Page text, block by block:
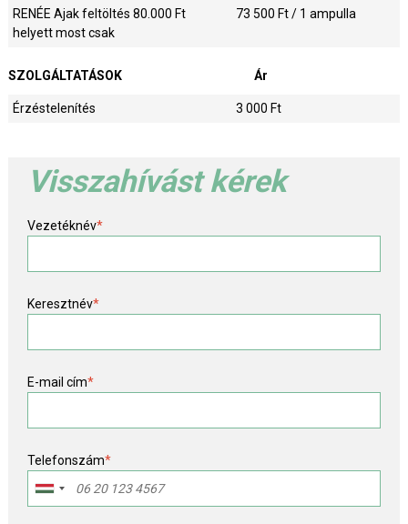
73 500Ft / 1 ampulla
RENÉE Ajak feltöltés 80.000 Ft
helyett most csak
SZOLGÁLTATÁSOK Ár
3 000 Ft
Érzéstelenítés
Visszahívást kérek
Vezetéknév*
Keresztnév*
E-mail cím*
Telefonszám*